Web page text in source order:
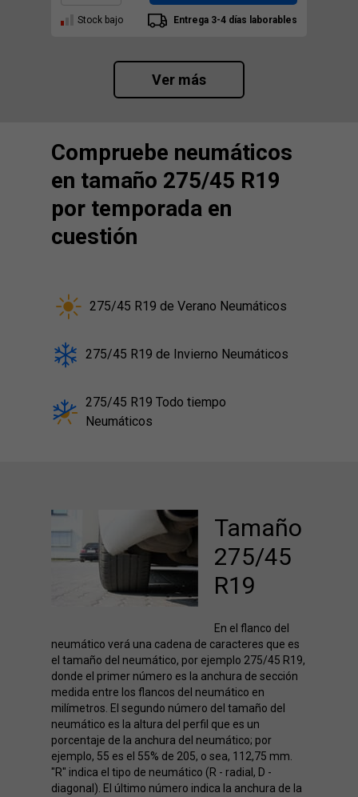
Stock bajo Entrega 3-4 días laborables
Ver más
Compruebe neumáticos
en tamaño 275/45 R19
por temporada en
cuestión
275/45 R19 de Verano Neumáticos
275/45 R19 de Invierno Neumáticos
275/45 R19 Todo tiempo
Neumáticos
Tamaño
275/45
R19
En el flanco del
neumático verá una cadena de caracteres que es
el tamaño del neumático, por ejemplo 275/45 R19,
donde el primer número es la anchura de sección
medida entre los flancos del neumático en
milímetros. El segundo número del tamaño del
neumático es la altura del perfil que es un
porcentaje de la anchura del neumático; por
ejemplo, 55 es el 55% de 205, o sea, 112,75 mm.
"R" indica el tipo de neumático (R - radial, D -
diagonal). El último número indica la anchura de la